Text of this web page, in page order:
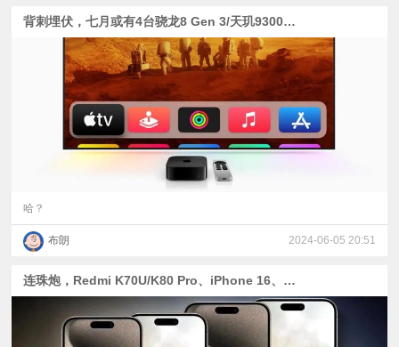
背刺埋伏，七月或有4台骁龙8 Gen 3/天玑9300新机 | Apple TV+入华？消息称苹果正与中移动磋商
哈？
布朗 2024-06-05 20:51
连珠炮，Redmi K70U/K80 Pro、iPhone 16、一加Ace 3 Pro、真我GT6、Find X8系列爆料